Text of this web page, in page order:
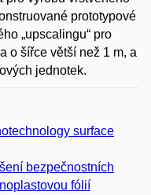
prototypové
„upscalingu“ pro
o šířce větší než 1 m, a
jednotek.
surface
bezpečnostních
fólií